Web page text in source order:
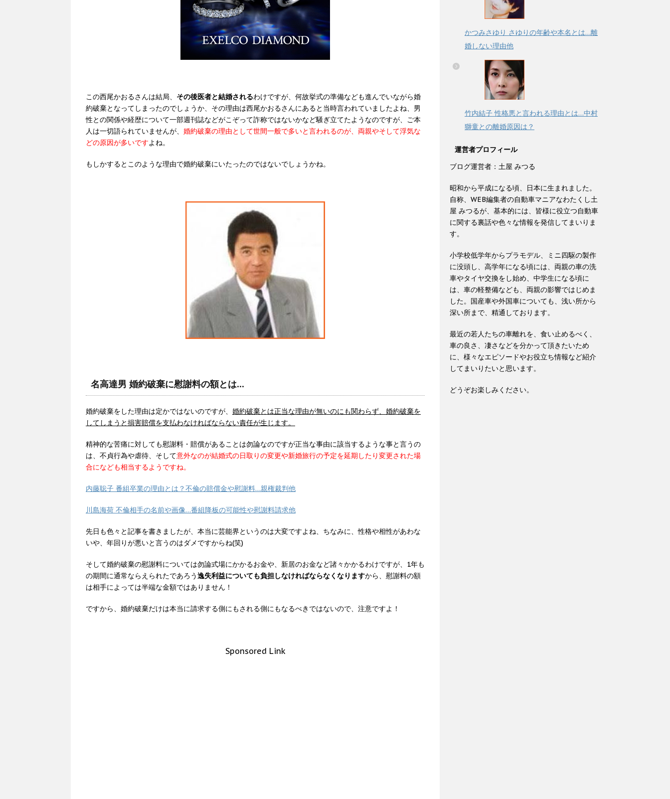
この西尾かおるさんは結局、 その後医者と結婚されるわけですが、何故挙式の準備なども進んでいながら婚
約破棄となってしまったのでしょうか、その理由は西尾かおるさんにあると当時言われていましたよね、男
性との関係や経歴について一部週刊誌などがこぞって詐称ではないかなど騒ぎ立てたようなのですが、ご本
人は一切語られていませんが、 婚約破棄の理由として世間一般で多いと言われるのが、両親やそして浮気な
どの原因が多いですよね。
もしかするとこのような理由で婚約破棄にいたったのではないでしょうかね。
名高達男 婚約破棄に慰謝料の額とは…
婚約破棄をした理由は定かではないのですが、 婚約破棄とは正当な理由が無いのにも関わらず、婚約破棄を
してしまうと損害賠償を支払わなければならない責任が生じます。
精神的な苦痛に対しても慰謝料・賠償があることは勿論なのですが正当な事由に該当するような事と言うの
は、不貞行為や虐待、そして意外なのが結婚式の日取りの変更や新婚旅行の予定を延期したり変更された場
合になども相当するようですね。
内藤聡子 番組卒業の理由とは？不倫の賠償金や慰謝料…親権裁判他
川島海荷 不倫相手の名前や画像…番組降板の可能性や慰謝料請求他
先日も色々と記事を書きましたが、本当に芸能界というのは大変ですよね、ちなみに、性格や相性があわな
いや、年回りが悪いと言うのはダメですからね(笑)
そして婚約破棄の慰謝料については勿論式場にかかるお金や、新居のお金など諸々かかるわけですが、1年も
の期間に通常ならえられたであろう逸失利益についても負担しなければならなくなりますから、慰謝料の額
は相手によっては半端な金額ではありません！
ですから、婚約破棄だけは本当に請求する側にもされる側にもなるべきではないので、注意ですよ！
Sponsored Link
かつみさゆり さゆりの年齢や本名とは…離
婚しない理由他
竹内結子 性格悪と言われる理由とは…中村
獅童との離婚原因は？
運営者プロフィール
ブログ運営者：土屋 みつる
昭和から平成になる頃、日本に生まれました。
自称、WEB編集者の自動車マニアなわたくし土
屋 みつるが、基本的には、皆様に役立つ自動車
に関する裏話や色々な情報を発信してまいりま
す。
小学校低学年からプラモデル、ミニ四駆の製作
に没頭し、高学年になる頃には、両親の車の洗
車やタイヤ交換をし始め、中学生になる頃に
は、車の軽整備なども、両親の影響ではじめま
した。国産車や外国車についても、浅い所から
深い所まで、精通しております。
最近の若人たちの車離れを、食い止めるべく、
車の良さ、凄さなどを分かって頂きたいため
に、様々なエピソードやお役立ち情報など紹介
してまいりたいと思います。
どうぞお楽しみください。